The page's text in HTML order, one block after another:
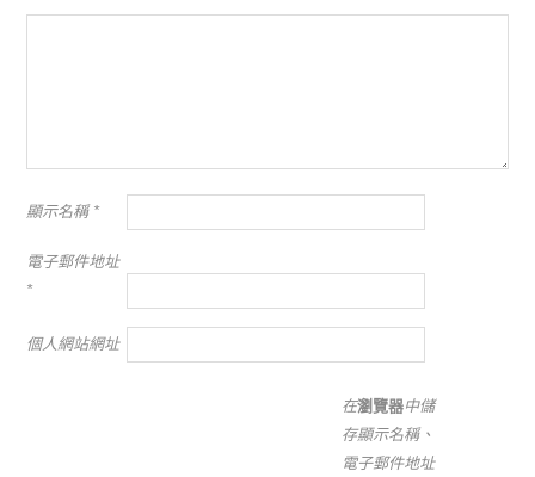
顯示名稱 *
電子郵件地址
*
個人網站網址
在瀏覽器中儲
存顯示名稱、
電子郵件地址